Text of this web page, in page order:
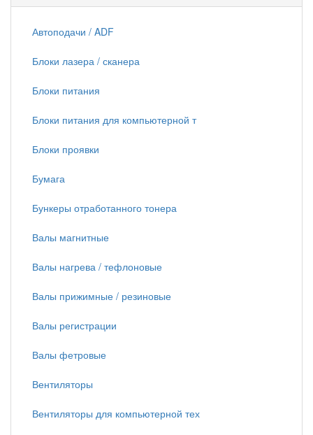
Автоподачи / ADF
Блоки лазера / сканера
Блоки питания
Блоки питания для компьютерной т
Блоки проявки
Бумага
Бункеры отработанного тонера
Валы магнитные
Валы нагрева / тефлоновые
Валы прижимные / резиновые
Валы регистрации
Валы фетровые
Вентиляторы
Вентиляторы для компьютерной тех